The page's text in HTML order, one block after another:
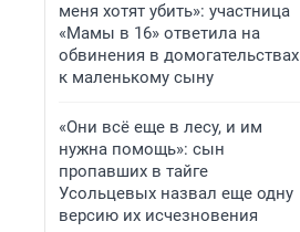
меня хотят убить»: участница
«Мамы в 16» ответила на
обвинения в домогательствах
к маленькому сыну
«Они всё еще в лесу, и им
нужна помощь»: сын
пропавших в тайге
Усольцевых назвал еще одну
версию их исчезновения